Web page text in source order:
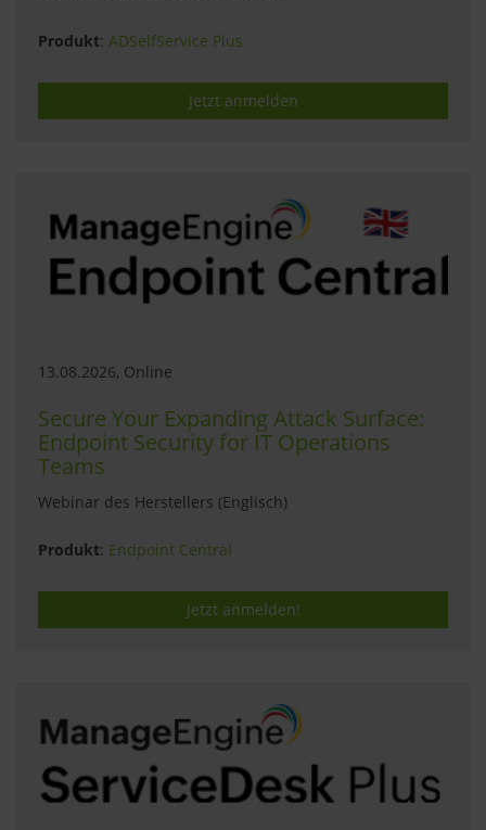
Produkt: ADSelfService Plus
Jetzt anmelden
13.08.2026, Online
Secure Your Expanding Attack Surface:
Endpoint Security for IT Operations
Teams
Webinar des Herstellers (Englisch)
Produkt: Endpoint Central
Jetzt anmelden!